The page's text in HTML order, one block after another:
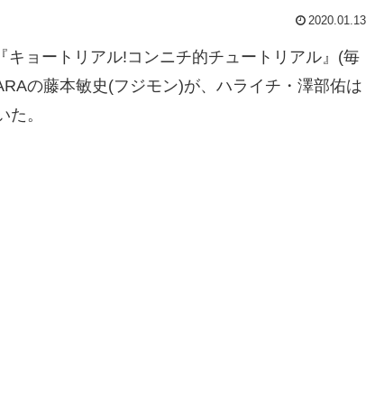
2020.01.13
ョートリアル!コンニチ的チュートリアル』(毎
の藤本敏史(フジモン)が、ハライチ・澤部佑は
。